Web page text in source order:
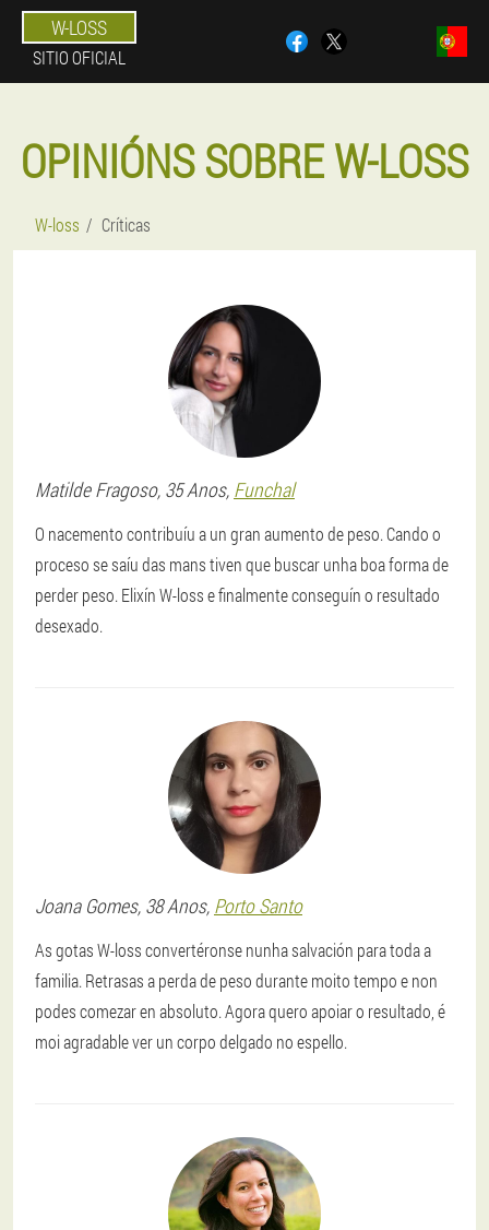
W-LOSS
SITIO OFICIAL
OPINIÓNS SOBRE W-LOSS
W-loss Críticas
Matilde Fragoso, 35 Anos, Funchal
O nacemento contribuíu a un gran aumento de peso. Cando o
proceso se saíu das mans tiven que buscar unha boa forma de
perder peso. Elixín W-loss e finalmente conseguín o resultado
desexado.
Joana Gomes, 38 Anos, Porto Santo
As gotas W-loss convertéronse nunha salvación para toda a
familia. Retrasas a perda de peso durante moito tempo e non
podes comezar en absoluto. Agora quero apoiar o resultado, é
moi agradable ver un corpo delgado no espello.